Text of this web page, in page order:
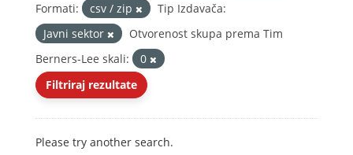
Formati:
csv / zip
Tip Izdavača:
Javni sektor
Otvorenost skupa prema Tim
Berners-Lee skali:
0
Filtriraj rezultate
Please try another search.